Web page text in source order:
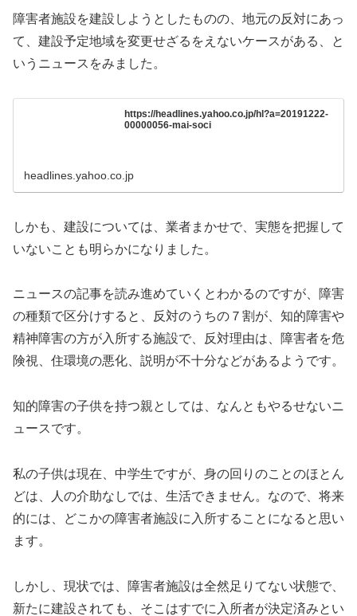
障害者施設を建設しようとしたものの、地元の反対にあっ
て、建設予定地域を変更せざるをえないケースがある、と
いうニュースをみました。
https://headlines.yahoo.co.jp/hl?a=20191222-
00000056-mai-soci
headlines.yahoo.co.jp
しかも、建設については、業者まかせで、実態を把握して
いないことも明らかになりました。
ニュースの記事を読み進めていくとわかるのですが、障害
の種類で区分けすると、反対のうちの７割が、知的障害や
精神障害の方が入所する施設で、反対理由は、障害者を危
険視、住環境の悪化、説明が不十分などがあるようです。
知的障害の子供を持つ親としては、なんともやるせないニ
ュースです。
私の子供は現在、中学生ですが、身の回りのことのほとん
どは、人の介助なしでは、生活できません。なので、将来
的には、どこかの障害者施設に入所することになると思い
ます。
しかし、現状では、障害者施設は全然足りてない状態で、
新たに建設されても、そこはすでに入所者が決定済みとい